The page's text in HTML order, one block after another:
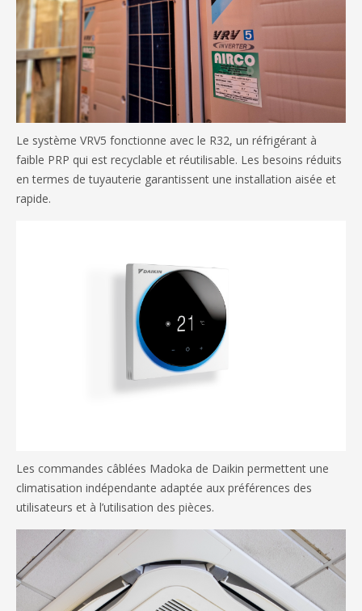
Le système VRV5 fonctionne avec le R32, un réfrigérant à
faible PRP qui est recyclable et réutilisable. Les besoins réduits
en termes de tuyauterie garantissent une installation aisée et
rapide.
Les commandes câblées Madoka de Daikin permettent une
climatisation indépendante adaptée aux préférences des
utilisateurs et à l’utilisation des pièces.